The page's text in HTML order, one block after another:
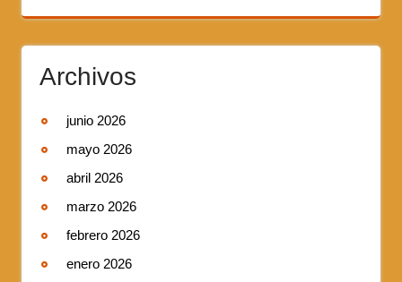
Archivos
junio 2026
mayo 2026
abril 2026
marzo 2026
febrero 2026
enero 2026